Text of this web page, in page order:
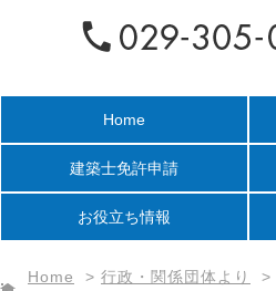
Home
建築士免許申請
お役立ち情報
Home > 行政・関係団体より >